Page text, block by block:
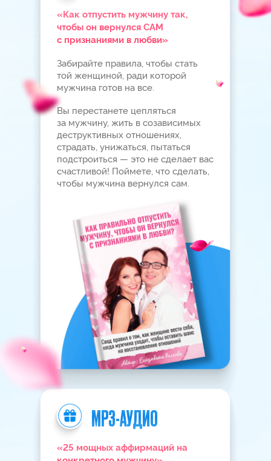
Основатель школы исполнения
желаний «СИЛАВ МЫСЛИ»,
которая входит в ТОП-10
успешных онлайн-проектов
на русскоговорящем
Обучает создавать с нуля любые
обстоятельства жизни:вернуть
любимых, встретить вторую
половинку, выйти замуж, наладить
отношения в паре и стать
счастливой, делая это с помощью
понимания законов мироздания
и уникальных авторских
медитаций.
Автор уникальной методики
из 12 шагов по обретению
личного счастья для женщин.
Дипломированный специалист с
высшим образованием